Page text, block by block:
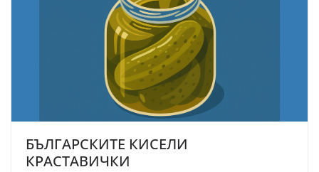
БЪЛГАРСКИТЕ КИСЕЛИ
КРАСТАВИЧКИ